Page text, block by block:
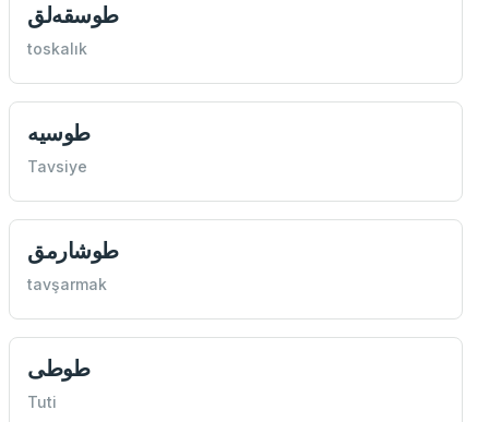
طوسقه‌لق
toskalık
طوسيه
Tavsiye
طوشارمق
tavşarmak
طوطی
Tuti